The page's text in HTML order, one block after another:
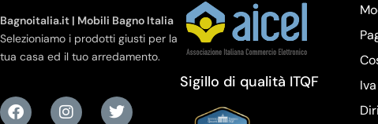
Bagnoitalia.it | Mobili Bagno Italia
Selezioniamo i prodotti giusti per la
tua casa ed il tuo arredamento.
Sigillo di qualità ITQF